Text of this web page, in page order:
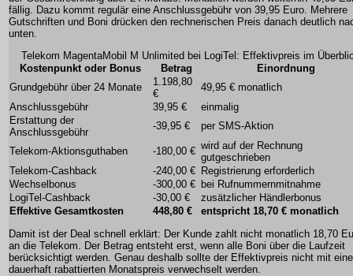
fällig. Dazu kommt regulär eine Anschlussgebühr von 39,95 Euro. Mehrere
Gutschriften und Boni drücken den rechnerischen Preis danach deutlich
unten.
Telekom MagentaMobil M Unlimited bei LogiTel: Effektivpreis im
Kostenpunkt oder Bonus
Betrag
Einordnung
Grundgebühr über 24 Monate
1.198,80
€
49,95 € monatlich
Anschlussgebühr
39,95 €
einmalig
Erstattung der
Anschlussgebühr
-39,95 € per SMS-Aktion
Telekom-Aktionsguthaben -180,00 € wird auf der Rechnung
gutgeschrieben
Telekom-Cashback
-240,00 € Registrierung erforderlich
Wechselbonus
-300,00 € bei Rufnummernmitnahme
LogiTel-Cashback
-30,00 €
zusätzlicher Händlerbonus
Effektive Gesamtkosten
448,80 €
entspricht 18,70 € monatlich
Damit ist der Deal schnell erklärt: Der Kunde zahlt nicht monatlich 18,70
an die Telekom. Der Betrag entsteht erst, wenn alle Boni über die Laufzeit
berücksichtigt werden. Genau deshalb sollte der Effektivpreis nicht mit
dauerhaft rabattierten Monatspreis verwechselt werden.